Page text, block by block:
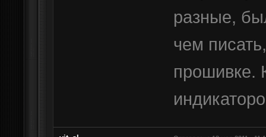
разные,
чем
прошивке.